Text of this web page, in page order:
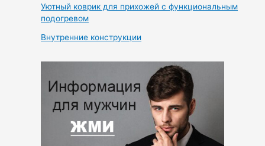
Уютный коврик для прихожей с функциональным
подогревом
Внутренние конструкции